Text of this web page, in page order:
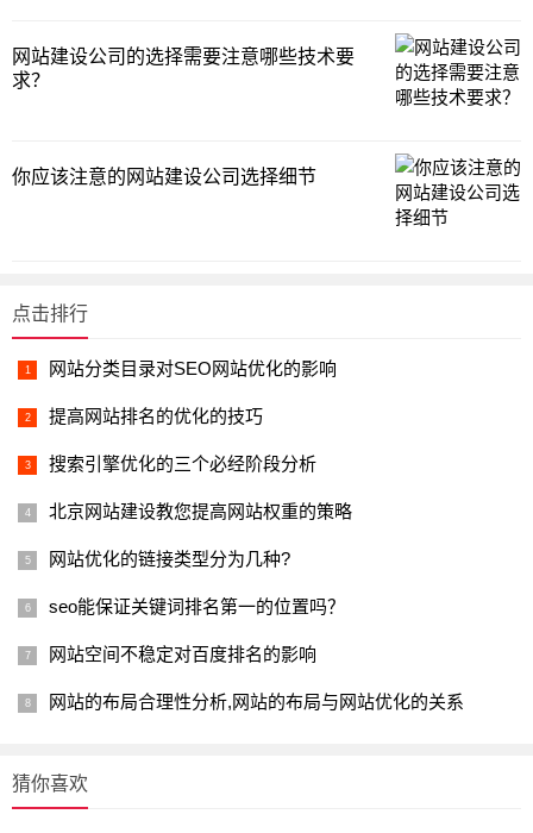
网站建设公司的选择需要注意哪些技术要
求？
你应该注意的网站建设公司选择细节
点击排行
网站分类目录对SEO网站优化的影响
提高网站排名的优化的技巧
搜索引擎优化的三个必经阶段分析
北京网站建设教您提高网站权重的策略
网站优化的链接类型分为几种?
seo能保证关键词排名第一的位置吗？
网站空间不稳定对百度排名的影响
网站的布局合理性分析,网站的布局与网站优化的关系
猜你喜欢